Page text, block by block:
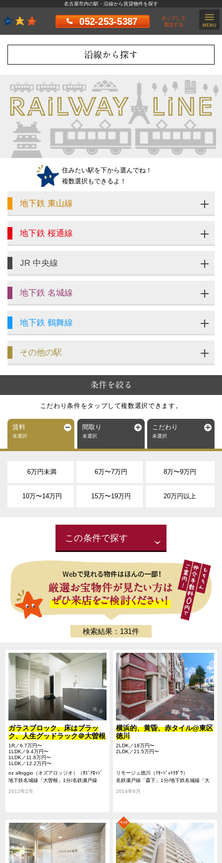
名古屋市内の駅・沿線から賃貸物件を探す
052-253-5387
タップして
電話する
沿線から探す
住みたい駅を下から選んでね！
複数選択もできるよ！
地下鉄 東山線
地下鉄 桜通線
JR 中央線
地下鉄 名城線
地下鉄 鶴舞線
その他の駅
条件を絞る
こだわり条件をタップして複数選択できます。
賃料
未選択
間取り
未選択
こだわり
未選択
6万円未満 6万〜7万円 8万〜9万円
10万〜14万円 15万〜19万円 20万円以上
この条件で探す
検索結果：131件
ガラスブロック、床はブラッ
ク、人生グッドラック＠大曽根
1R／6.7万円〜
1LDK／9.4万円〜
1LDK／11.8万円〜
1LDK／12.2万円〜
oz alloggio（オズアロッジオ）（ｵｽﾞｱﾛｯｼﾞ
ｵ）
地下鉄名城線「大曽根」1分/名鉄瀬戸線
「森下」8分/地下鉄名城線「平安通」9分
2012年2月
横浜的、黄昏、赤タイル@東区
徳川
2LDK／18万円〜
2LDK／21.5万円〜
リモージュ徳川（ﾘﾓｰｼﾞｭﾄｸｶﾞﾜ）
名鉄瀬戸線「森下」1分/地下鉄名城線「大
曽根」13分/地下鉄名城線「平安通」13分
2014年6月